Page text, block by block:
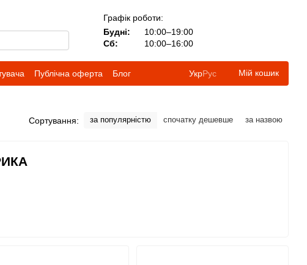
Графік роботи:
Будні:
10:00–19:00
Сб:
10:00–16:00
Публічна оферта Блог УкрРус Мій кошик
Сортування: за популярністю спочатку дешевше за назвою